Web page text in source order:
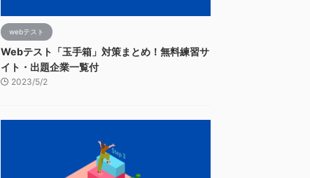
webテスト
Webテスト「玉手箱」対策まとめ！無料練習サ
イト・出題企業一覧付
2023/5/2